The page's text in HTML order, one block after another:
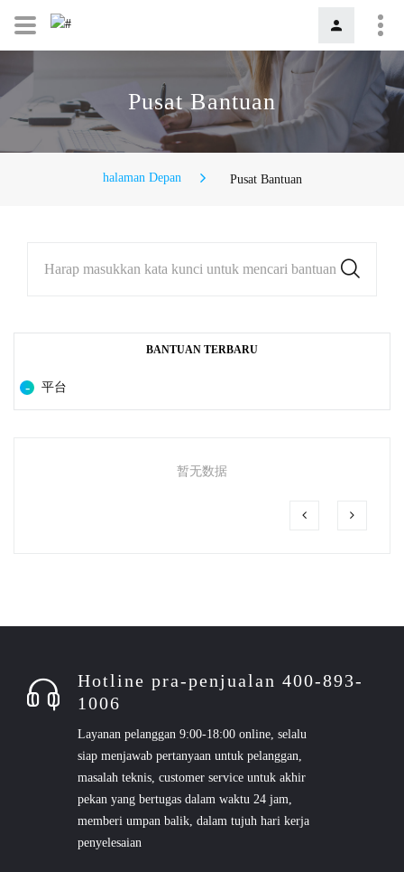
Pusat Bantuan
halaman Depan Pusat Bantuan
Harap masukkan kata kunci untuk mencari bantuan
BANTUAN TERBARU
平台
暂无数据
Hotline pra-penjualan 400-893-
1006
Layanan pelanggan 9:00-18:00 online, selalu
siap menjawab pertanyaan untuk pelanggan,
masalah teknis, customer service untuk akhir
pekan yang bertugas dalam waktu 24 jam,
memberi umpan balik, dalam tujuh hari kerja
penyelesaian